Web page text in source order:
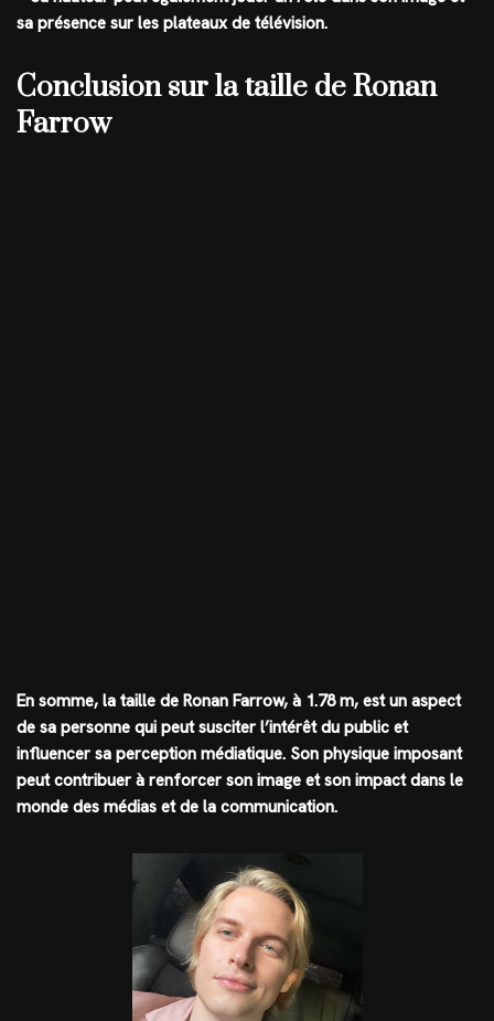
sa présence sur les plateaux de télévision.
Conclusion sur la taille de Ronan
Farrow
En somme, la taille de Ronan Farrow, à 1.78 m, est un aspect
de sa personne qui peut susciter l’intérêt du public et
influencer sa perception médiatique. Son physique imposant
peut contribuer à renforcer son image et son impact dans le
monde des médias et de la communication.